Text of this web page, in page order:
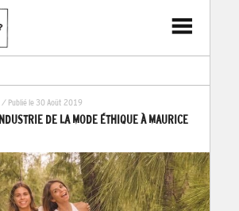
/ Publié le 30 Août 2019
DE LA MODE ÉTHIQUE À MAURICE